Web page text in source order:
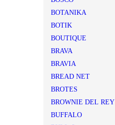
BOTANIKA
BOTIK
BOUTIQUE
BRAVA
BRAVIA
BREAD NET
BROTES
BROWNIE DEL REY
BUFFALO